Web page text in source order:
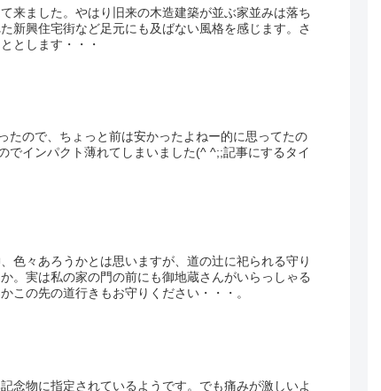
来ました。やはり旧来の木造建築が並ぶ家並みは落ち
新興住宅街など足元にも及ばない風格を感じます。さ
とします・・・
たので、ちょっと前は安かったよねー的に思ってたの
でインパクト薄れてしまいました(^ ^;;記事にするタイ
色々あろうかとは思いますが、道の辻に祀られる守り
。実は私の家の門の前にも御地蔵さんがいらっしゃる
この先の道行きもお守りください・・・。
念物に指定されているようです。でも痛みが激しいよ